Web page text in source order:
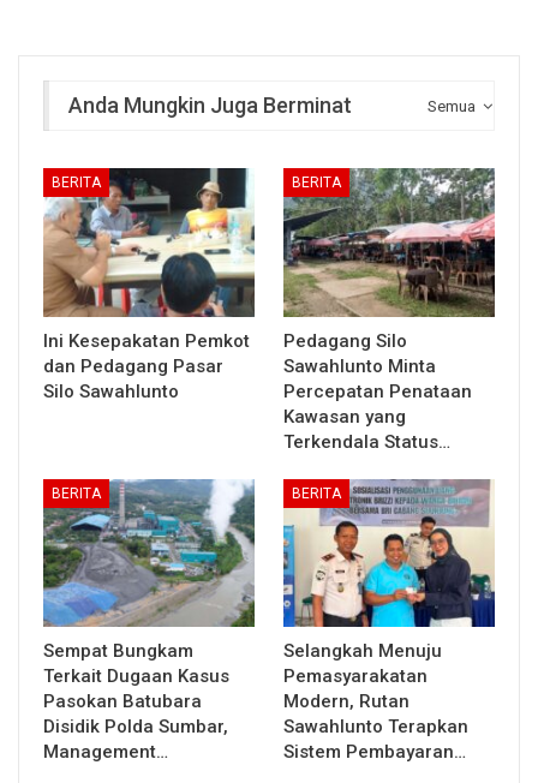
Semua
Anda Mungkin Juga Berminat
BERITA
Ini Kesepakatan Pemkot
dan Pedagang Pasar
Silo Sawahlunto
BERITA
Pedagang Silo
Sawahlunto Minta
Percepatan Penataan
Kawasan yang
Terkendala Status…
BERITA
Sempat Bungkam
Terkait Dugaan Kasus
Pasokan Batubara
Disidik Polda Sumbar,
Management…
BERITA
Selangkah Menuju
Pemasyarakatan
Modern, Rutan
Sawahlunto Terapkan
Sistem Pembayaran…